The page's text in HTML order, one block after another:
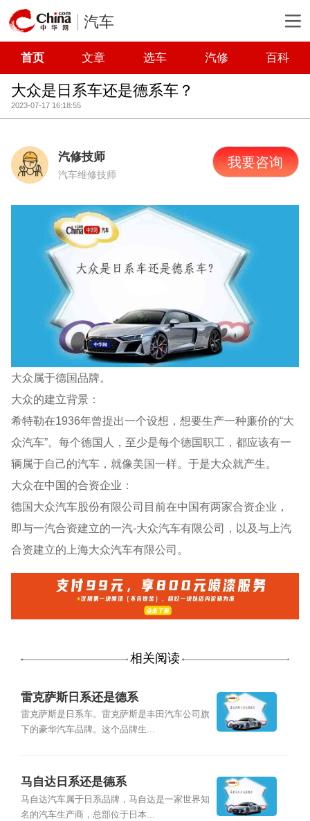
汽车
首页 文章 选车 汽修 百科
大众是日系车还是德系车？
2023-07-17 16:18:55
汽修技师
汽车维修技师
我要咨询
大众属于德国品牌。
大众的建立背景：
希特勒在1936年曾提出一个设想，想要生产一种廉价的“大
众汽车”。每个德国人，至少是每个德国职工，都应该有一
辆属于自己的汽车，就像美国一样。于是大众就产生。
大众在中国的合资企业：
德国大众汽车股份有限公司目前在中国有两家合资企业，
即与一汽合资建立的一汽-大众汽车有限公司，以及与上汽
合资建立的上海大众汽车有限公司。
相关阅读
雷克萨斯日系还是德系
雷克萨斯是日系车。雷克萨斯是丰田汽车公司旗
下的豪华汽车品牌。这个品牌生...
马自达日系还是德系
马自达汽车属于日系品牌，马自达是一家世界知
名的汽车生产商，总部位于日本...